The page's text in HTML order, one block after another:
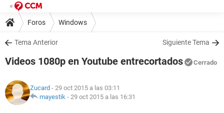
Foros Windows
Tema Anterior Siguiente Tema
Videos 1080p en Youtube entrecortados Cerrado
Zucard - 29 oct 2015 a las 03:11
mayestik - 29 oct 2015 a las 16:31